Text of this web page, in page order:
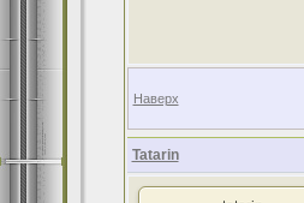
Наверх
Tatarin